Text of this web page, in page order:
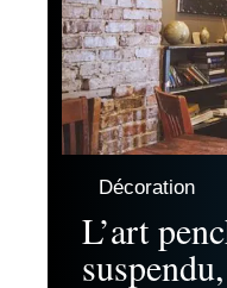
Décoration
L’art